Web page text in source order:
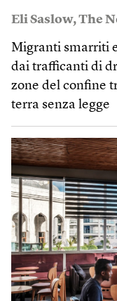
Eli Saslow,The
Migranti smarriti
dai trafficanti di
zone del confine
terra senza legge